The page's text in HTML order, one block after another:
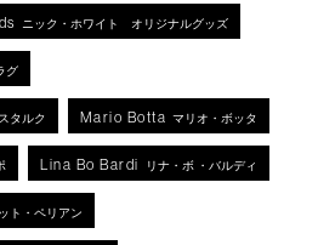
ニック・ホワイト オリジナルグッズ
グ
タルク Mario Botta マリオ・ボッタ
Lina Bo Bardi リナ・ボ ・バルディ
ト・ペリアン